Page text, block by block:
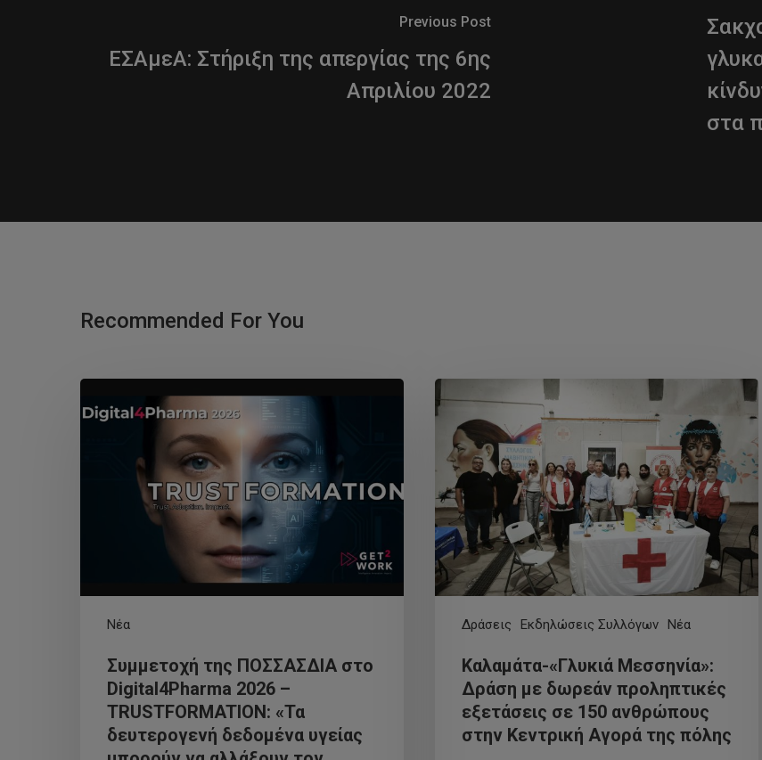
Previous Post
ΕΣΑμεΑ: Στήριξη της απεργίας της 6ης
Απριλίου 2022
στα
Recommended For You
Νέα
Συμμετοχή της ΠΟΣΣΑΣΔΙΑ στο
Digital4Pharma 2026 –
TRUSTFORMATION: «Τα
δευτερογενή δεδομένα υγείας
Δράσεις Εκδηλώσεις Συλλόγων Νέα
Καλαμάτα-«Γλυκιά Μεσσηνία»:
Δράση με δωρεάν προληπτικές
εξετάσεις σε 150 ανθρώπους
στην Κεντρική Αγορά της πόλης